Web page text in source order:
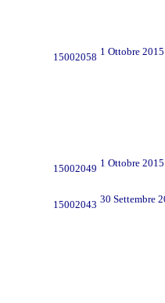
15002058 1 Ottobre 2015
15002049 1 Ottobre 2015
15002043 30 Settembre